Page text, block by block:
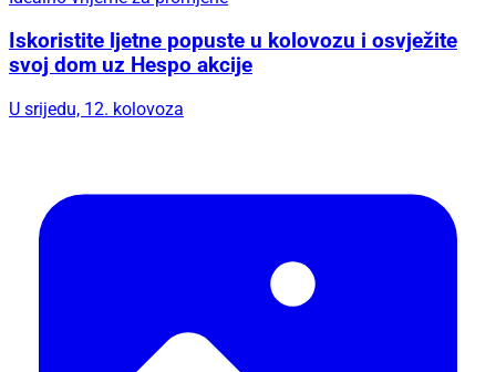
Iskoristite ljetne popuste u kolovozu i osvježite
svoj dom uz Hespo akcije
U srijedu, 12. kolovoza